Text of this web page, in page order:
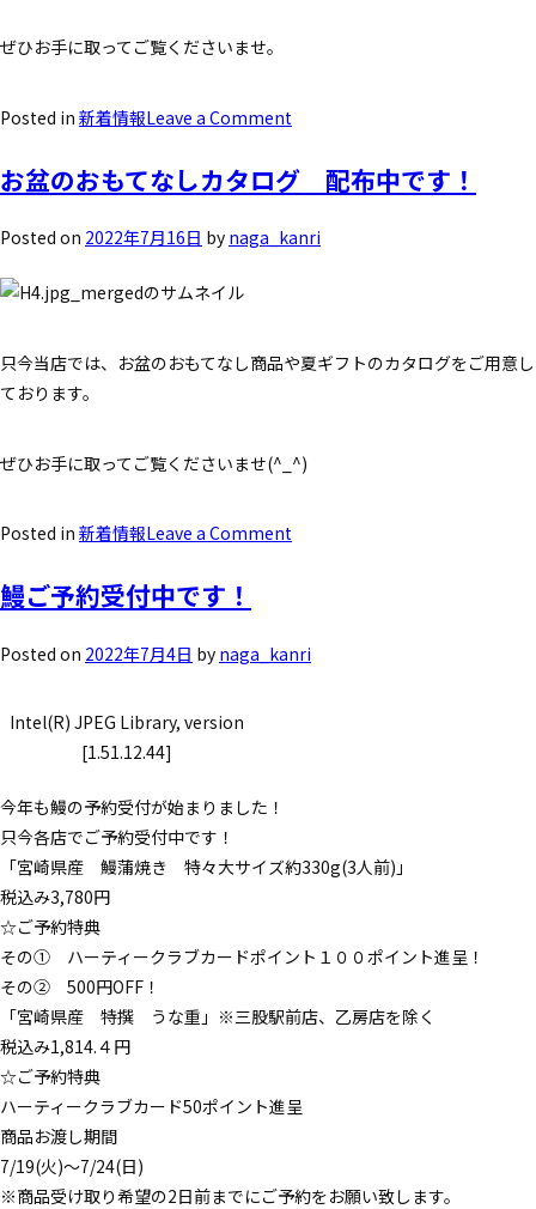
ぜひお手に取ってご覧くださいませ。
Posted in 新着情報Leave a Comment
お盆のおもてなしカタログ 配布中です！
Posted on 2022年7月16日 by naga_kanri
只今当店では、お盆のおもてなし商品や夏ギフトのカタログをご用意し
ております。
ぜひお手に取ってご覧くださいませ(^_^)
Posted in 新着情報Leave a Comment
鰻ご予約受付中です！
Posted on 2022年7月4日 by naga_kanri
Intel(R) JPEG Library, version
[1.51.12.44]
今年も鰻の予約受付が始まりました！
只今各店でご予約受付中です！
「宮崎県産 鰻蒲焼き 特々大サイズ約330g(3人前)」
税込み3,780円
☆ご予約特典
その① ハーティークラブカードポイント１００ポイント進呈！
その② 500円OFF！
「宮崎県産 特撰 うな重」※三股駅前店、乙房店を除く
税込み1,814.４円
☆ご予約特典
ハーティークラブカード50ポイント進呈
商品お渡し期間
7/19(火)～7/24(日)
※商品受け取り希望の2日前までにご予約をお願い致します。